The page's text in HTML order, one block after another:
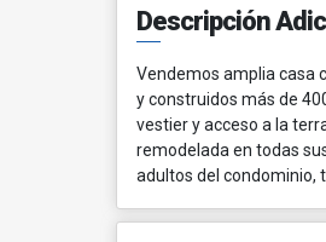
Descripción
Vendemos amplia casa
y construidos más de
vestier y acceso a la
remodelada en todas
adultos del condominio,